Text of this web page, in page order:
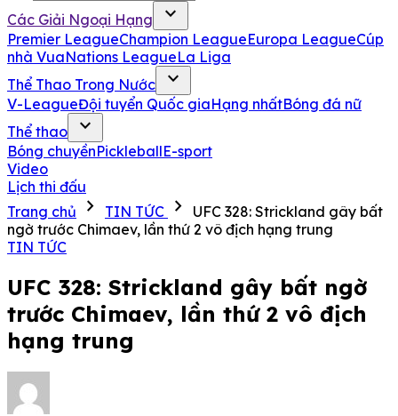
Các Giải Ngoại Hạng expand_more
Premier LeagueChampion LeagueEuropa LeagueCúp
nhà VuaNations LeagueLa Liga
Thể Thao Trong Nước
expand_more
V-LeagueĐội tuyển Quốc giaHạng nhấtBóng đá nữ
Thể thao
expand_more
Bóng chuyềnPickleballE-sport
Video
Lịch thi đấu
Trang chủ
chevron_right TIN TỨC chevron_right
UFC 328: Strickland gây bất
ngờ trước Chimaev, lần thứ 2 vô địch hạng trung
TIN TỨC
UFC 328: Strickland gây bất ngờ
trước Chimaev, lần thứ 2 vô địch
hạng trung